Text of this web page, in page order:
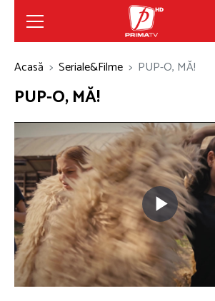
Acasă Seriale&Filme PUP-O, MĂ!
PUP-O, MĂ!
Play